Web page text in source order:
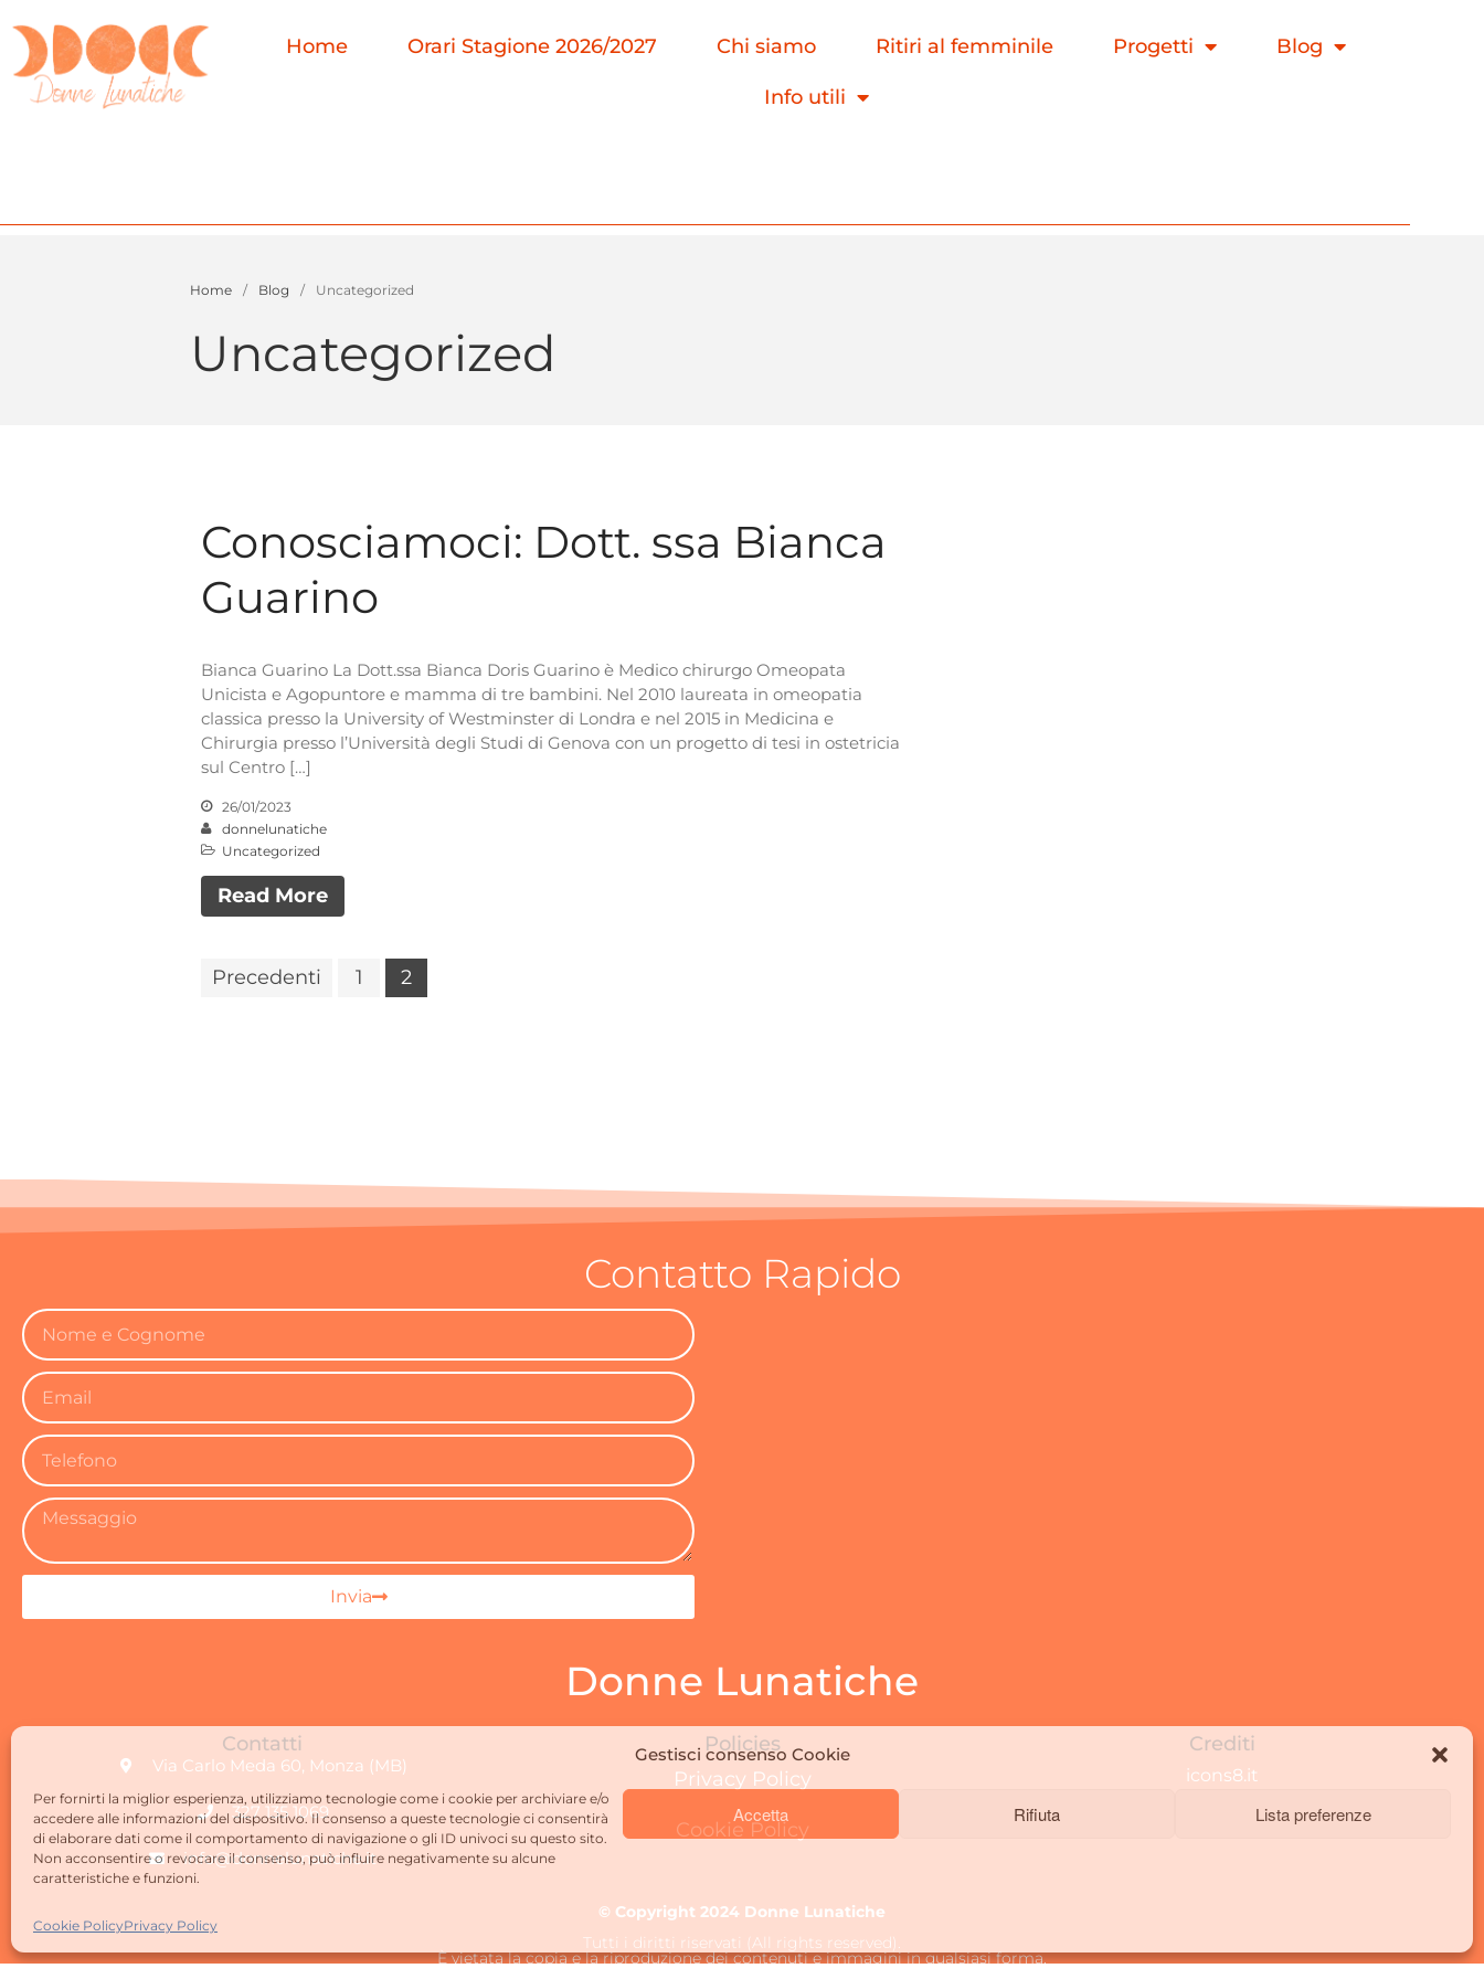
Gestisci consenso Cookie
Per fornirti la miglior esperienza, utilizziamo tecnologie come i cookie per archiviare e/o
accedere alle informazioni del dispositivo. Il consenso a queste tecnologie ci consentirà
di elaborare dati come il comportamento di navigazione o gli ID univoci su questo sito.
Non acconsentire o revocare il consenso, può influire negativamente su alcune
caratteristiche e funzioni.
Accetta Rifiuta Lista preferenze
Cookie PolicyPrivacy Policy
Home Orari Stagione 2026/2027 Chi siamo Ritiri al femminile Progetti Blog
Info utili
Home / Blog / Uncategorized
Uncategorized
Conosciamoci: Dott. ssa Bianca
Guarino
Bianca Guarino La Dott.ssa Bianca Doris Guarino è Medico chirurgo Omeopata
Unicista e Agopuntore e mamma di tre bambini. Nel 2010 laureata in omeopatia
classica presso la University of Westminster di Londra e nel 2015 in Medicina e
Chirurgia presso l’Università degli Studi di Genova con un progetto di tesi in ostetricia
sul Centro […]
26/01/2023
donnelunatiche
Uncategorized
Read More
Precedenti 1 2
Contatto Rapido
Invia
Donne Lunatiche
Contatti
Via Carlo Meda 60, Monza (MB)
327 135 1069
info@donnelunatiche.it
Policies
Privacy Policy
Cookie Policy
Crediti
icons8.it
© Copyright 2024 Donne Lunatiche
Tutti i diritti riservati (All rights reserved).
È vietata la copia e la riproduzione dei contenuti e immagini in qualsiasi forma.